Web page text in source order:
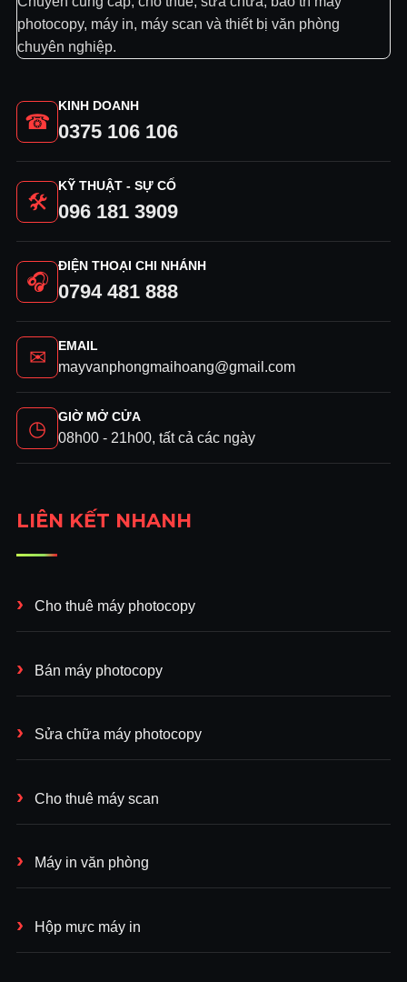
photocopy, máy in, máy scan và thiết bị văn phòng
chuyên nghiệp.
☎
KINH DOANH
0375 106 106
🛠
KỸ THUẬT - SỰ CỐ
096 181 3909
🎧
ĐIỆN THOẠI CHI NHÁNH
0794 481 888
✉ EMAIL
mayvanphongmaihoang@gmail.com
◷ GIỜ MỞ CỬA
08h00 - 21h00, tất cả các ngày
LIÊN KẾT NHANH
Cho thuê máy photocopy
Bán máy photocopy
Sửa chữa máy photocopy
Cho thuê máy scan
Máy in văn phòng
Hộp mực máy in